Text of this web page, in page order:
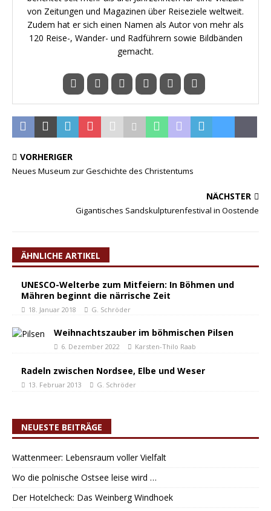
von Zeitungen und Magazinen über Reiseziele weltweit.
Zudem hat er sich einen Namen als Autor von mehr als
120 Reise-, Wander- und Radführern sowie Bildbänden
gemacht.
VORHERIGER
Neues Museum zur Geschichte des Christentums
NÄCHSTER
Gigantisches Sandskulpturenfestival in Oostende
ÄHNLICHE ARTIKEL
UNESCO-Welterbe zum Mitfeiern: In Böhmen und
Mähren beginnt die närrische Zeit
18. Januar 2018 G. Schröder
Weihnachtszauber im böhmischen Pilsen
6. Dezember 2022 Karsten-Thilo Raab
Radeln zwischen Nordsee, Elbe und Weser
13. Februar 2013 G. Schröder
NEUESTE BEITRÄGE
Wattenmeer: Lebensraum voller Vielfalt
Wo die polnische Ostsee leise wird …
Der Hotelcheck: Das Weinberg Windhoek